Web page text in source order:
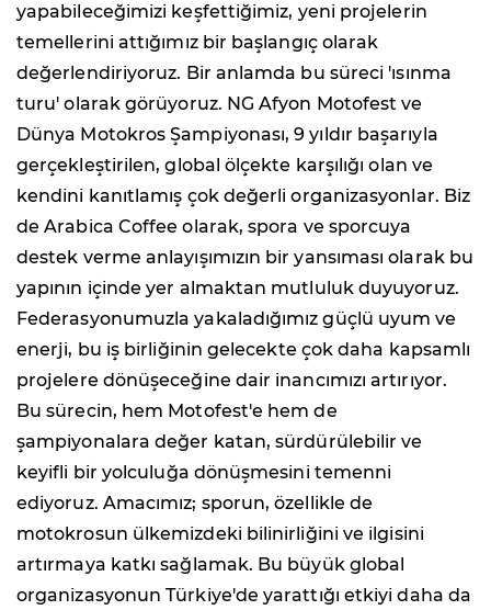
yapabileceğimizi keşfettiğimiz, yeni projelerin
temellerini attığımız bir başlangıç olarak
değerlendiriyoruz. Bir anlamda bu süreci 'ısınma
turu' olarak görüyoruz. NG Afyon Motofest ve
Dünya Motokros Şampiyonası, 9 yıldır başarıyla
gerçekleştirilen, global ölçekte karşılığı olan ve
kendini kanıtlamış çok değerli organizasyonlar. Biz
de Arabica Coffee olarak, spora ve sporcuya
destek verme anlayışımızın bir yansıması olarak bu
yapının içinde yer almaktan mutluluk duyuyoruz.
Federasyonumuzla yakaladığımız güçlü uyum ve
enerji, bu iş birliğinin gelecekte çok daha kapsamlı
projelere dönüşeceğine dair inancımızı artırıyor.
Bu sürecin, hem Motofest'e hem de
şampiyonalara değer katan, sürdürülebilir ve
keyifli bir yolculuğa dönüşmesini temenni
ediyoruz. Amacımız; sporun, özellikle de
motokrosun ülkemizdeki bilinirliğini ve ilgisini
artırmaya katkı sağlamak. Bu büyük global
organizasyonun Türkiye'de yarattığı etkiyi daha da